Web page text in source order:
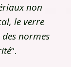
non
le verre
normes
“.